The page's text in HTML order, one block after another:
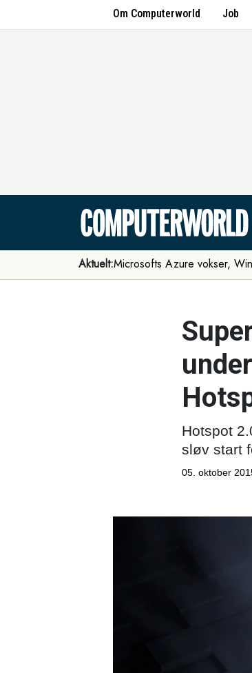
Om Computerworld Job
Aktuelt:Microsofts Azure vokser,
Hotspot
sløv start
05. oktober